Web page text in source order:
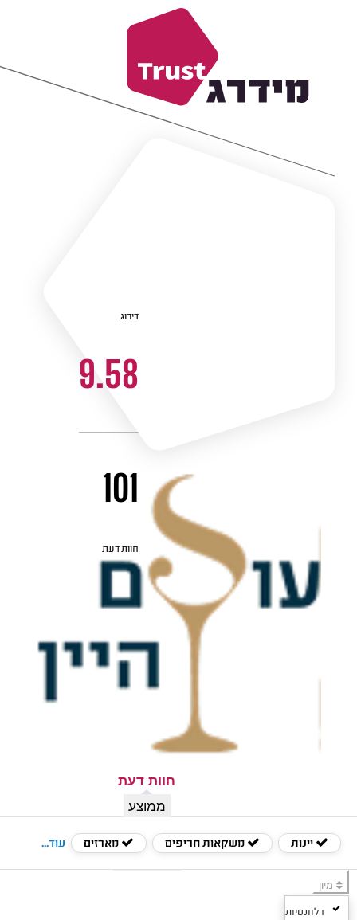
דירוג
9.58
101
חוות דעת
חוות דעת
ממוצע
איך בדקנו
יצירת קשר
יינות משקאות חריפים מארזים עוד...
מיון
רלוונטיות